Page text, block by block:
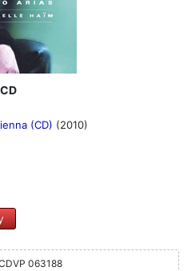
CD
(CD) (2010)
063188